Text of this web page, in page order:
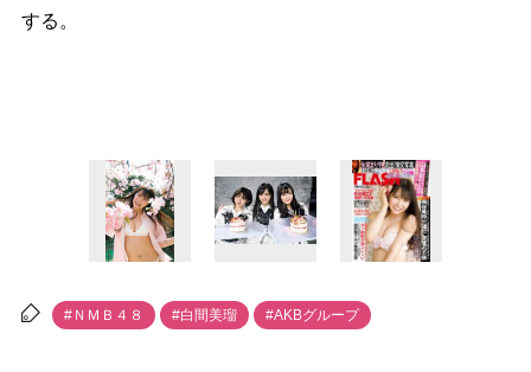
する。
#ＮＭＢ４８ #白間美瑠 #AKBグループ